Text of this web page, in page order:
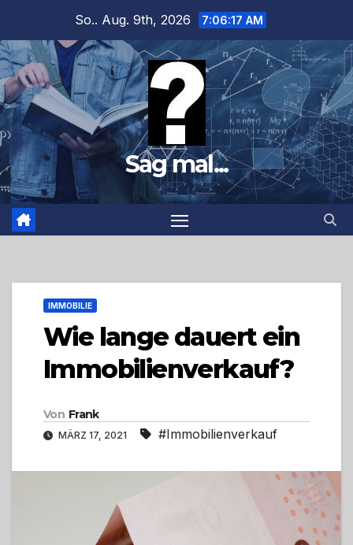
springen
So.. Aug. 9th, 2026 7:06:19 AM
Sag mal...
IMMOBILIE
Wie lange dauert ein
Immobilienverkauf?
Von Frank
MÄRZ 17, 2021 #Immobilienverkauf